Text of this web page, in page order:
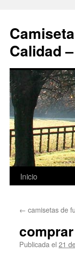
Calidad
Saltar
contenido
Inicio
← camisetas de
Publicada el 21